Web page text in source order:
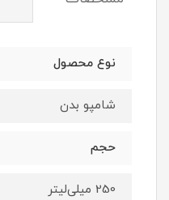
نوع محصول
شامپو بدن
حجم
250 میلی‌لیتر